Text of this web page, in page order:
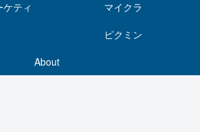
ティ
マイクラ
ピクミン
About